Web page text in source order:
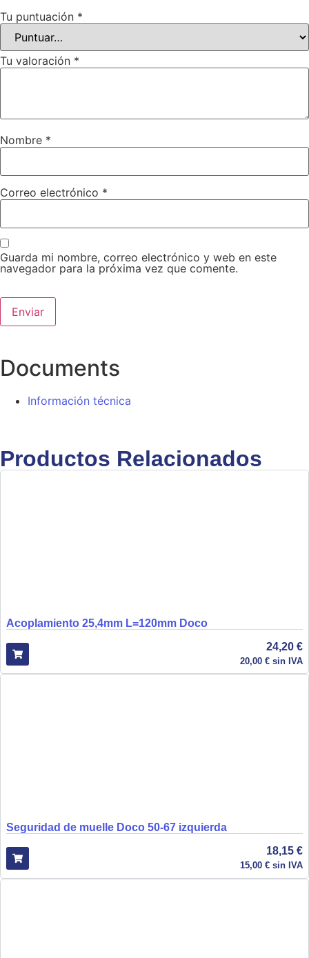
Tu puntuación *
Tu valoración *
Nombre *
Correo electrónico *
Guarda mi nombre, correo electrónico y web en este
navegador para la próxima vez que comente.
Documents
Información técnica
Productos Relacionados
Acoplamiento 25,4mm L=120mm Doco
24,20 €
20,00 € sin IVA
Seguridad de muelle Doco 50-67 izquierda
18,15 €
15,00 € sin IVA